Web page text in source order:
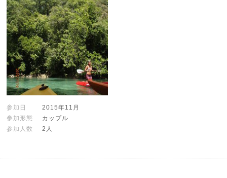
参加日
2015年11月
参加形態
カップル
参加人数
2人